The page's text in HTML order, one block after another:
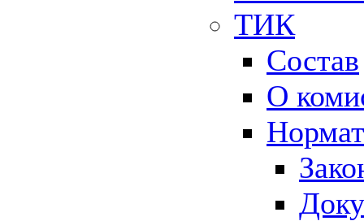
ТИК
Состав
О